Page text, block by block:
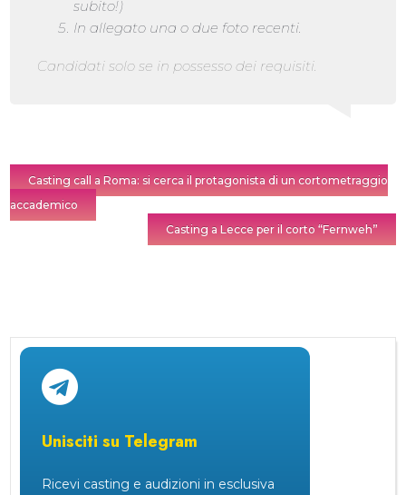
subito!)
In allegato una o due foto recenti.
Candidati solo se in possesso dei requisiti.
Casting call a Roma: si cerca il protagonista di un cortometraggio
accademico
Casting a Lecce per il corto “Fernweh”
Unisciti su Telegram
Ricevi casting e audizioni in esclusiva